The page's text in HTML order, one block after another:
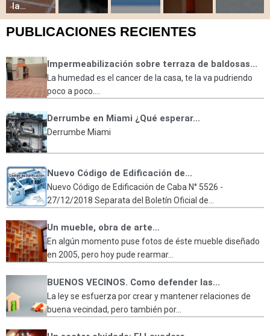
la…
PUBLICACIONES RECIENTES
Impermeabilización sobre terraza de baldosas...
La humedad es el cancer de la casa, te la va pudriendo
poco a poco....
Derrumbe en Miami ¿Qué esperar...
Derrumbe Miami
Nuevo Código de Edificación de...
Nuevo Código de Edificación de Caba N° 5526 -
27/12/2018 Separata del Boletín Oficial de...
Un mueble, obra de arte...
En algún momento puse fotos de éste mueble diseñado
en 2005, pero hoy pude rearmar...
BUENOS VECINOS. Como defender las...
La ley se esfuerza por crear y mantener relaciones de
buena vecindad, pero también por...